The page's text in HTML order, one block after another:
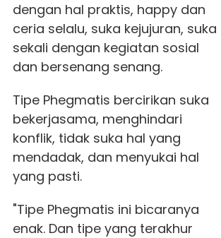
dengan hal praktis, happy dan
ceria selalu, suka kejujuran, suka
sekali dengan kegiatan sosial
dan bersenang senang.
Tipe Phegmatis bercirikan suka
bekerjasama, menghindari
konflik, tidak suka hal yang
mendadak, dan menyukai hal
yang pasti.
"Tipe Phegmatis ini bicaranya
enak. Dan tipe yang terakhur